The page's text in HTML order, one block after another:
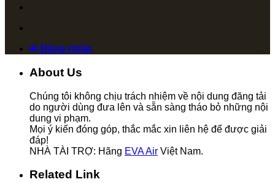
Đăng nhập
About Us
Chúng tôi không chịu trách nhiệm về nội dung đăng tải
do người dùng đưa lên và sẵn sàng tháo bỏ những nội
dung vi phạm.
Mọi ý kiến đóng góp, thắc mắc xin liên hệ để được giải
đáp!
NHÀ TÀI TRỢ: Hãng EVA Air Việt Nam.
Related Link